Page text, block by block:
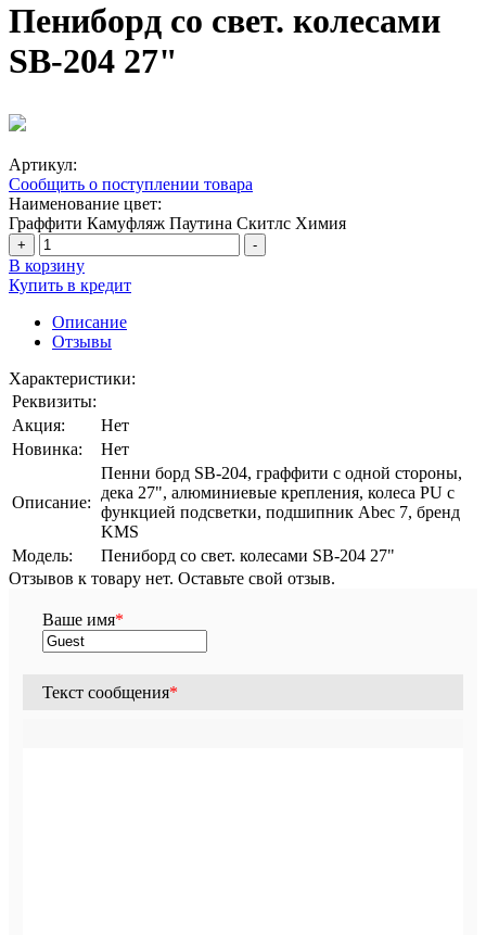
Пениборд со свет. колесами
SB-204 27"
Артикул:
Сообщить о поступлении товара
Наименование цвет:
Граффити Камуфляж Паутина Скитлс Химия
+ -
В корзину
Купить в кредит
Описание
Отзывы
Характеристики:
Реквизиты:
Акция:
Нет
Новинка:
Нет
Описание:
Пенни борд SB-204, граффити с одной стороны,
дека 27", алюминиевые крепления, колеса PU с
функцией подсветки, подшипник Abec 7, бренд
KMS
Модель:
Пениборд со свет. колесами SB-204 27"
Отзывов к товару нет. Оставьте свой отзыв.
Ваше имя*
Текст сообщения*